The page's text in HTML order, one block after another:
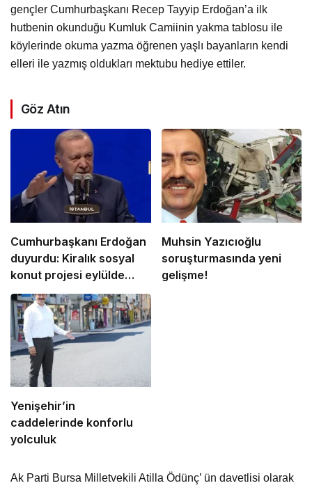
gençler Cumhurbaşkanı Recep Tayyip Erdoğan’a ilk
hutbenin okunduğu Kumluk Camiinin yakma tablosu ile
köylerinde okuma yazma öğrenen yaşlı bayanların kendi
elleri ile yazmış oldukları mektubu hediye ettiler.
Göz Atın
Cumhurbaşkanı Erdoğan
duyurdu: Kiralık sosyal
konut projesi eylülde
başlıyor
Muhsin Yazıcıoğlu
soruşturmasında yeni
gelişme!
Yenişehir’in
caddelerinde konforlu
yolculuk
Ak Parti Bursa Milletvekili Atilla Ödünç’ ün davetlisi olarak